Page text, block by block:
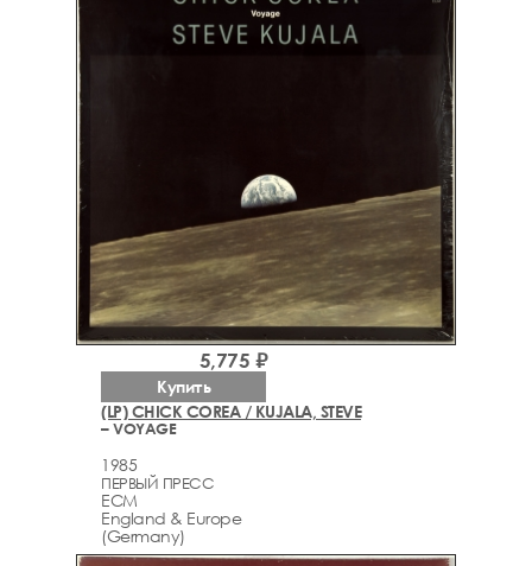
(LP) CHICK COREA / KUJALA, STEVE
– VOYAGE
1985
ПЕРВЫЙ ПРЕСС
ECM
England & Europe
(Germany)
5,775 ₽
Купить